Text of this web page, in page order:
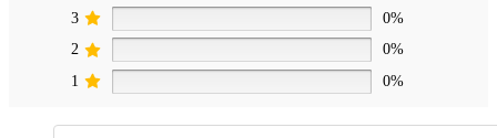
3
0%
2
0%
1
0%